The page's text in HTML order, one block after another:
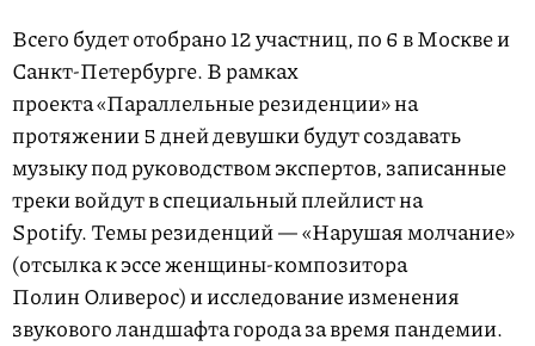
Всего будет отобрано 12 участниц, по 6 в Москве и
Санкт-Петербурге. В рамках
проекта «Параллельные резиденции» на
протяжении 5 дней девушки будут создавать
музыку под руководством экспертов, записанные
треки войдут в специальный плейлист на
Spotify. Темы резиденций — «Нарушая молчание»
(отсылка к эссе женщины-композитора
Полин Оливерос) и исследование изменения
звукового ландшафта города за время пандемии.